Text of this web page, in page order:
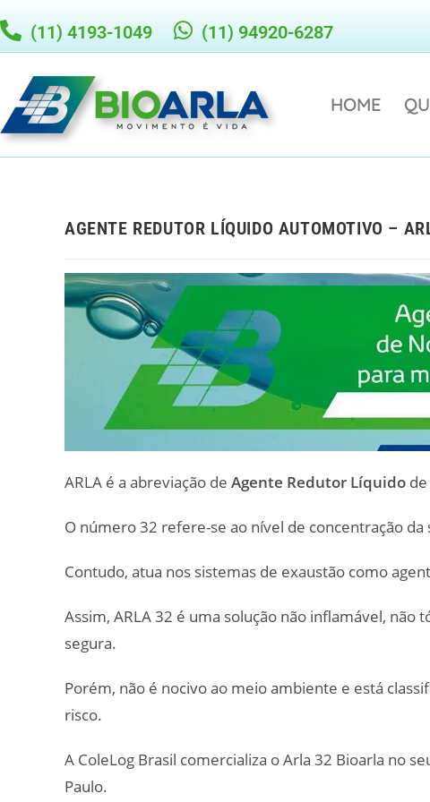
(11) 4193-1049 (11) 94920-6287
HOME
AGENTE REDUTOR LÍQUIDO AUTOMOTIVO –
ARLA é a abreviação de Agente Redutor Líquido
O número 32 refere-se ao nível de concentração
Contudo, atua nos sistemas de exaustão como
Assim, ARLA 32 é uma solução não inflamável,
segura.
Porém, não é nocivo ao meio ambiente e está
risco.
A ColeLog Brasil comercializa o Arla 32 Bioarla no
Paulo.